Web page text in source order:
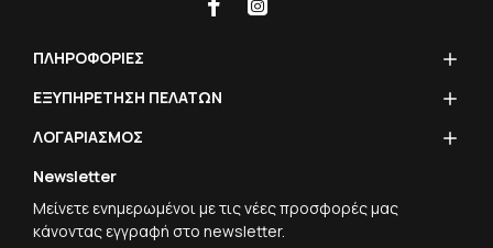
ΠΛΗΡΟΦΟΡΙΕΣ
ΕΞΥΠΗΡΕΤΗΣΗ ΠΕΛΑΤΩΝ
ΛΟΓΑΡΙΑΣΜΟΣ
Newsletter
Μείνετε ενημερωμένοι με τις νέες προσφορές μας
κάνοντας εγγραφή στο newsletter.